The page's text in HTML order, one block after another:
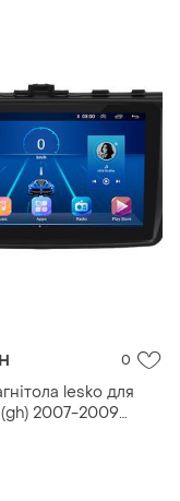
0
lesko для
2007-2009